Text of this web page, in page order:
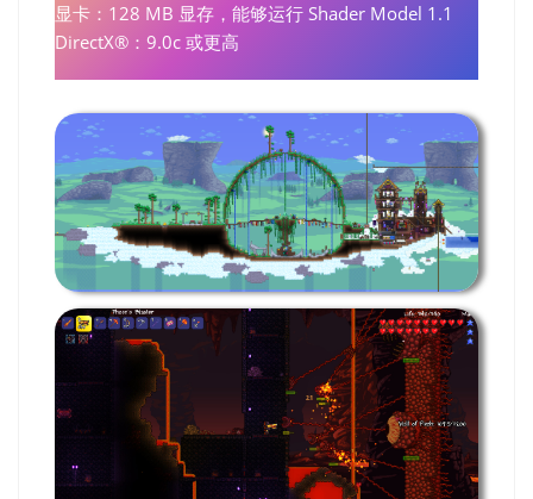
显卡：128 MB 显存，能够运行 Shader Model 1.1
DirectX®：9.0c 或更高